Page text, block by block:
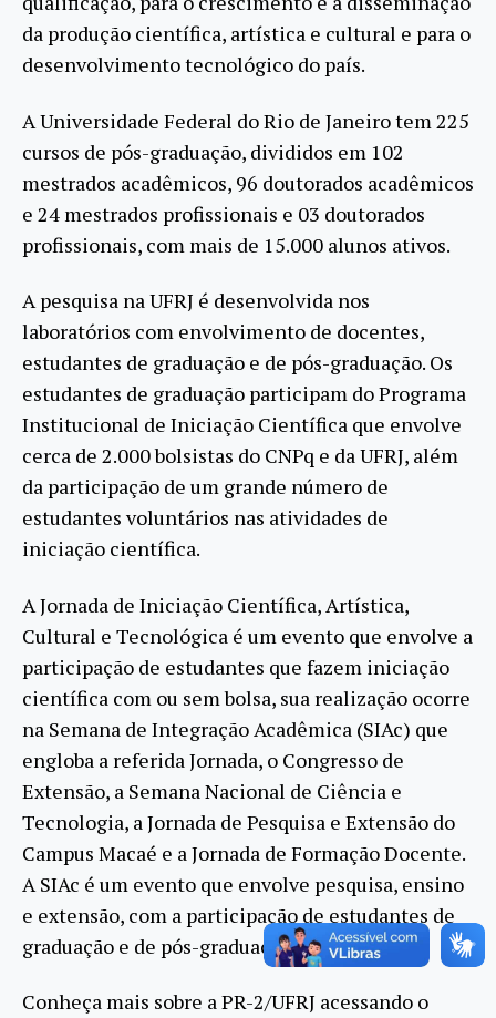
da produção científica, artística e cultural e para o
desenvolvimento tecnológico do país.
A Universidade Federal do Rio de Janeiro tem 225
cursos de pós-graduação, divididos em 102
mestrados acadêmicos, 96 doutorados acadêmicos
e 24 mestrados profissionais e 03 doutorados
profissionais, com mais de 15.000 alunos ativos.
A pesquisa na UFRJ é desenvolvida nos
laboratórios com envolvimento de docentes,
estudantes de graduação e de pós-graduação. Os
estudantes de graduação participam do Programa
Institucional de Iniciação Científica que envolve
cerca de 2.000 bolsistas do CNPq e da UFRJ, além
da participação de um grande número de
estudantes voluntários nas atividades de
iniciação científica.
A Jornada de Iniciação Científica, Artística,
Cultural e Tecnológica é um evento que envolve a
participação de estudantes que fazem iniciação
científica com ou sem bolsa, sua realização ocorre
na Semana de Integração Acadêmica (SIAc) que
engloba a referida Jornada, o Congresso de
Extensão, a Semana Nacional de Ciência e
Tecnologia, a Jornada de Pesquisa e Extensão do
Campus Macaé e a Jornada de Formação Docente.
A SIAc é um evento que envolve pesquisa, ensino
e extensão, com a participação de estudantes de
graduação e de pós-graduação.”
Conheça mais sobre a PR-2/UFRJ acessando o